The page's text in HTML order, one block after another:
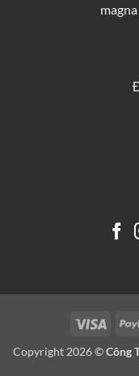
Visa
Copyright 2026 ©Công